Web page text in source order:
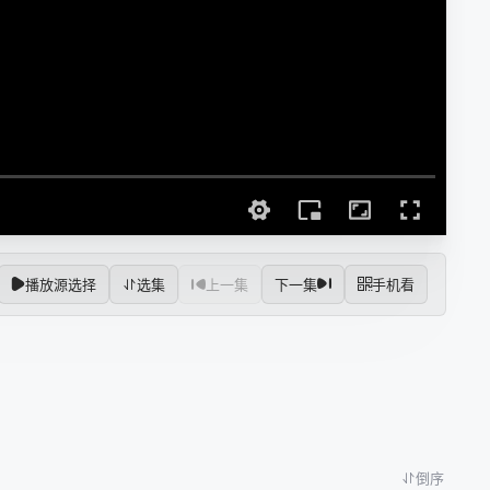
播放源选择 选集 上一集 下一集 手机看
倒序